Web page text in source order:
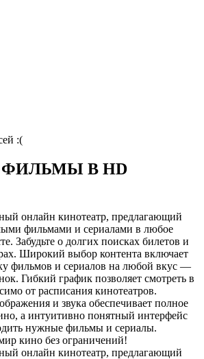
:(
В HD
онлайн кинотеатр, предлагающий
фильмами и сериалами в любое
Забудьте о долгих поисках билетов и
Широкий выбор контента включает
фильмов и сериалов на любой вкус —
Гибкий график позволяет смотреть в
от расписания кинотеатров.
и звука обеспечивает полное
а интуитивно понятный интерфейс
нужные фильмы и сериалы.
кино без ограничений!
онлайн кинотеатр, предлагающий